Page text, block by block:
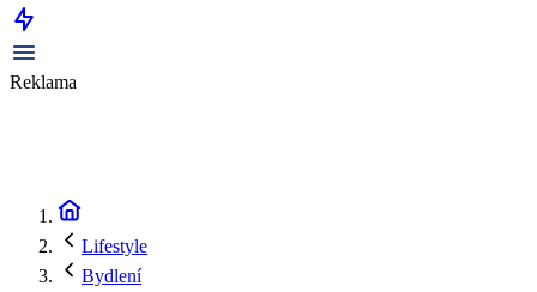
Reklama
Lifestyle
Bydlení